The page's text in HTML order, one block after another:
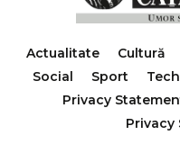
Actualitate Cultură
Social
Sport Tech
Privacy
Privacy